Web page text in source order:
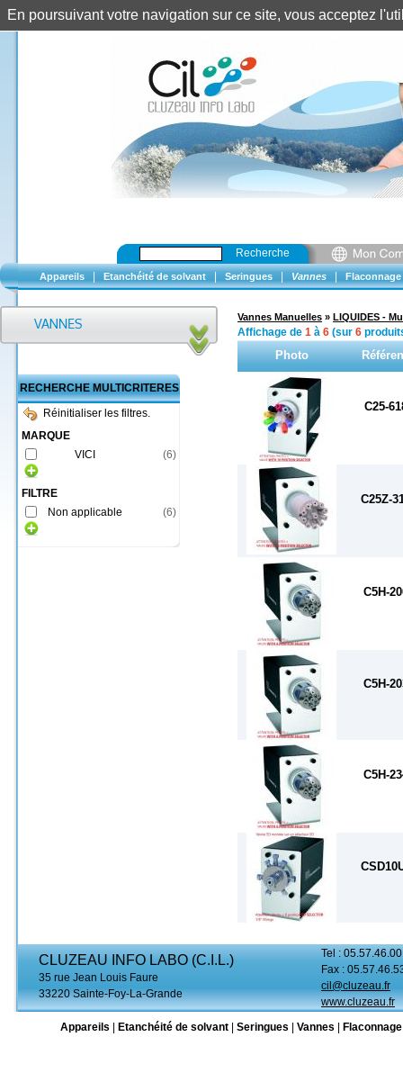
Recherche
Appareils Etanchéité de solvant Seringues Vannes Flaconnage
RECHERCHE MULTICRITERES
Réinitialiser les filtres.
MARQUE
VICI
(6)
FILTRE
Non applicable
(6)
Vannes Manuelles » LIQUIDES -
Affichage de 1 à 6 (sur 6
Photo
C25-
C25Z-
C5H-
C5H-
C5H-
CLUZEAU INFO LABO (C.I.L.)
35 rue Jean Louis Faure
33220 Sainte-Foy-La-Grande
Tel :
Fax :
cil@cluzeau.fr
www.cluzeau.fr
Appareils
Etanchéité de solvant Seringues Vannes Flaconnage
En poursuivant votre navigation sur ce site, vous acceptez